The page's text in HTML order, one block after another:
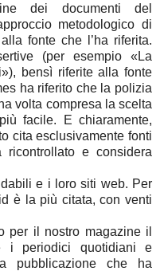
dei documenti del
metodologico di
fonte che l’ha riferita.
(per esempio «La
bensì riferite alla fonte
ha riferito che la polizia
volta compresa la scelta
facile. E chiaramente,
cita esclusivamente fonti
e considera
e i loro siti web. Per
è la più citata, con venti
per il nostro magazine il
periodici quotidiani e
pubblicazione che ha